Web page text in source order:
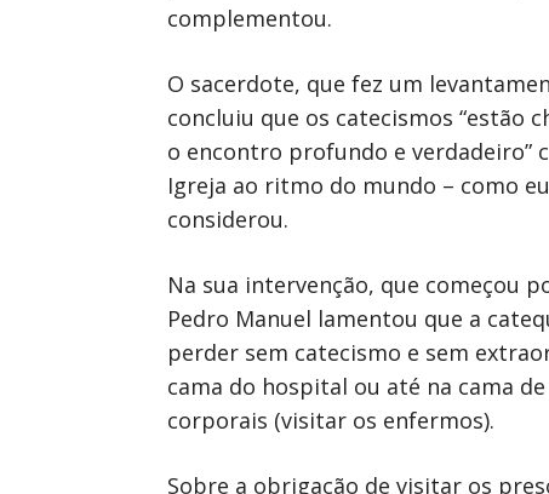
complementou.
O sacerdote, que fez um
concluiu que os catecismos “estão
o encontro profundo e verdadeiro”
Igreja ao ritmo do mundo – como
considerou.
Na sua intervenção, que começou
Pedro Manuel lamentou que a
perder sem catecismo e sem
cama do hospital ou até na cama
corporais (visitar os enfermos).
Sobre a obrigação de visitar os